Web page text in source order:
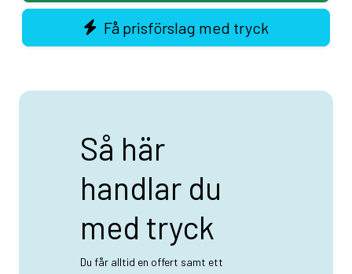
Få prisförslag med tryck
Så här
handlar du
med tryck
Du får alltid en offert samt ett